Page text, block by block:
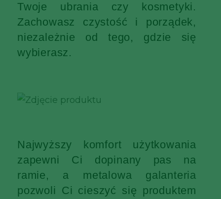
Twoje ubrania czy kosmetyki.
Zachowasz czystość i porządek,
niezależnie od tego, gdzie się
wybierasz.
Najwyższy komfort użytkowania
zapewni Ci dopinany pas na
ramie, a metalowa galanteria
pozwoli Ci cieszyć się produktem